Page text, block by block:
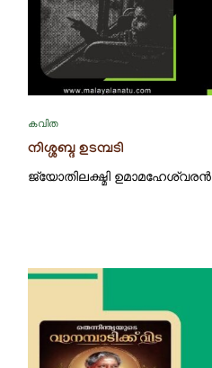
കവിത
നിശ്ശബ്ദ ഉടമ്പടി
ജ്യോതിലക്ഷ്മി ഉമാമഹേശ്വരൻ